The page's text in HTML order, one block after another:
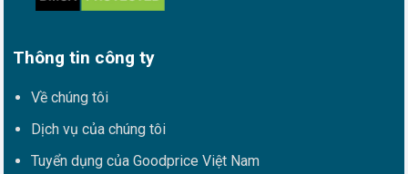
Thông tin công ty
Về chúng tôi
Dịch vụ của chúng tôi
Tuyển dụng của Goodprice Việt Nam